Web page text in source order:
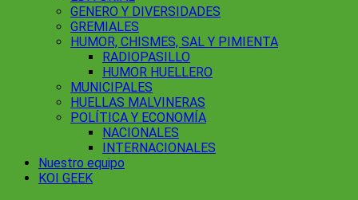
GENERO Y DIVERSIDADES
GREMIALES
HUMOR, CHISMES, SAL Y PIMIENTA
RADIOPASILLO
HUMOR HUELLERO
MUNICIPALES
HUELLAS MALVINERAS
POLÍTICA Y ECONOMÍA
NACIONALES
INTERNACIONALES
Nuestro equipo
KOI GEEK